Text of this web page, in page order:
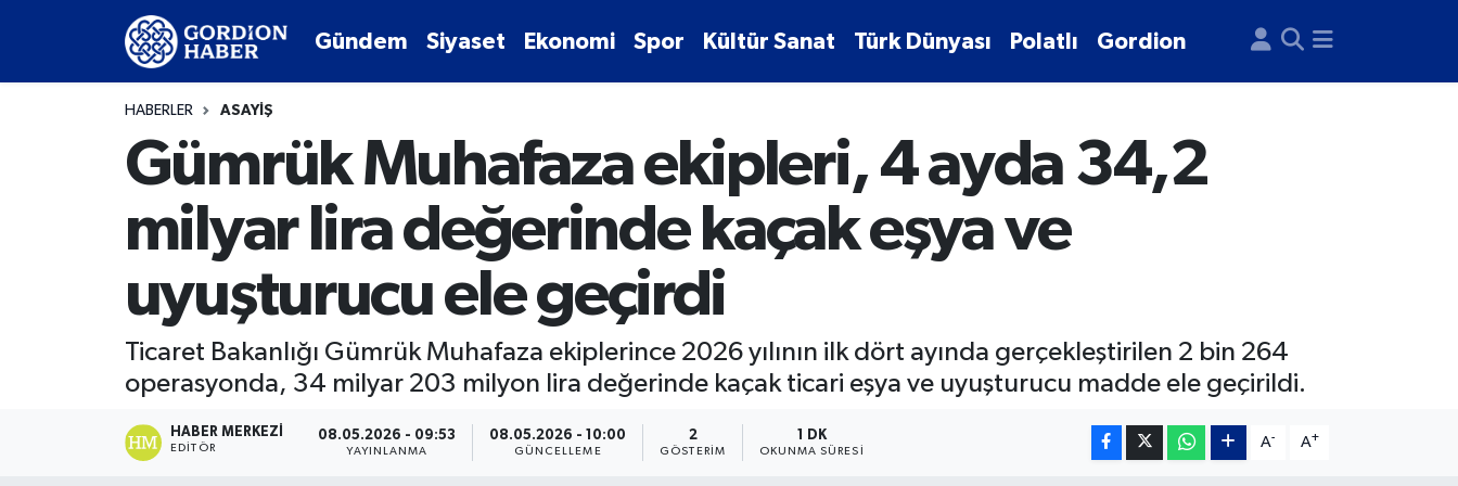
Gündem Siyaset Ekonomi Spor Kültür Sanat Türk Dünyası Polatlı Gordion
HABERLER ASAYIŞ
Gümrük Muhafaza ekipleri, 4 ayda 34,2
milyar lira değerinde kaçak eşya ve
uyuşturucu ele geçirdi
Ticaret Bakanlığı Gümrük Muhafaza ekiplerince 2026 yılının ilk dört ayında gerçekleştirilen 2 bin 264
operasyonda, 34 milyar 203 milyon lira değerinde kaçak ticari eşya ve uyuşturucu madde ele geçirildi.
HABER MERKEZI
EDITÖR
08.05.2026 - 09:53
YAYINLANMA
08.05.2026 - 10:00
GÜNCELLEME
2
GÖSTERIM
1 DK
OKUNMA SÜRESI
A- A+
Sosyal Medya Hesaplarımız
Ekonomi
Kültür Sanat
Ankara Nöbetçi Eczaneler
Ankara Hava Durumu
Süper Lig Puan Durumu ve Fikstür
Tüm Manşetler
Son Dakika Haberleri